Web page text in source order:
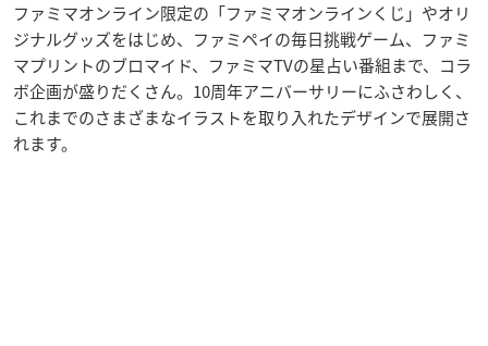
ファミマオンライン限定の「ファミマオンラインくじ」やオリ
ジナルグッズをはじめ、ファミペイの毎日挑戦ゲーム、ファミ
マプリントのブロマイド、ファミマTVの星占い番組まで、コラ
ボ企画が盛りだくさん。10周年アニバーサリーにふさわしく、
これまでのさまざまなイラストを取り入れたデザインで展開さ
れます。